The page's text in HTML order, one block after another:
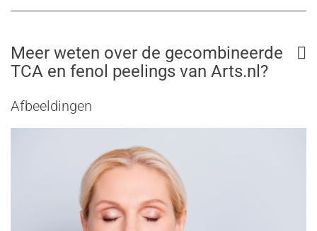
Meer weten over de gecombineerde
TCA en fenol peelings van Arts.nl?
Afbeeldingen